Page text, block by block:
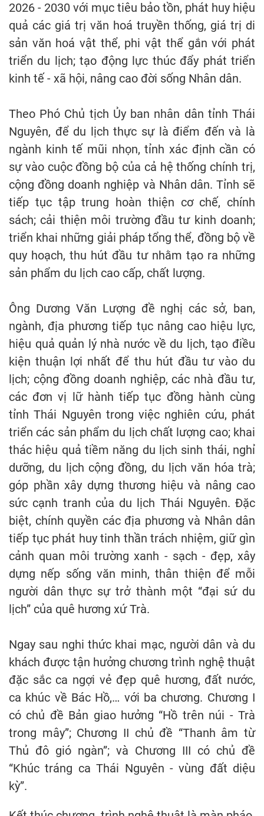
2026 - 2030 với mục tiêu bảo tồn, phát huy hiệu
quả các giá trị văn hoá truyền thống, giá trị di
sản văn hoá vật thể, phi vật thể gắn với phát
triển du lịch; tạo động lực thúc đẩy phát triển
kinh tế - xã hội, nâng cao đời sống Nhân dân.
Theo Phó Chủ tịch Ủy ban nhân dân tỉnh Thái
Nguyên, để du lịch thực sự là điểm đến và là
ngành kinh tế mũi nhọn, tỉnh xác định cần có
sự vào cuộc đồng bộ của cả hệ thống chính trị,
cộng đồng doanh nghiệp và Nhân dân. Tỉnh sẽ
tiếp tục tập trung hoàn thiện cơ chế, chính
sách; cải thiện môi trường đầu tư kinh doanh;
triển khai những giải pháp tổng thể, đồng bộ về
quy hoạch, thu hút đầu tư nhằm tạo ra những
sản phẩm du lịch cao cấp, chất lượng.
Ông Dương Văn Lượng đề nghị các sở, ban,
ngành, địa phương tiếp tục nâng cao hiệu lực,
hiệu quả quản lý nhà nước về du lịch, tạo điều
kiện thuận lợi nhất để thu hút đầu tư vào du
lịch; cộng đồng doanh nghiệp, các nhà đầu tư,
các đơn vị lữ hành tiếp tục đồng hành cùng
tỉnh Thái Nguyên trong việc nghiên cứu, phát
triển các sản phẩm du lịch chất lượng cao; khai
thác hiệu quả tiềm năng du lịch sinh thái, nghỉ
dưỡng, du lịch cộng đồng, du lịch văn hóa trà;
góp phần xây dựng thương hiệu và nâng cao
sức cạnh tranh của du lịch Thái Nguyên. Đặc
biệt, chính quyền các địa phương và Nhân dân
tiếp tục phát huy tinh thần trách nhiệm, giữ gìn
cảnh quan môi trường xanh - sạch - đẹp, xây
dựng nếp sống văn minh, thân thiện để mỗi
người dân thực sự trở thành một “đại sứ du
lịch” của quê hương xứ Trà.
Ngay sau nghi thức khai mạc, người dân và du
khách được tận hưởng chương trình nghệ thuật
đặc sắc ca ngợi vẻ đẹp quê hương, đất nước,
ca khúc về Bác Hồ,… với ba chương. Chương I
có chủ đề Bản giao hưởng “Hồ trên núi - Trà
trong mây”; Chương II chủ đề “Thanh âm từ
Thủ đô gió ngàn”; và Chương III có chủ đề
“Khúc tráng ca Thái Nguyên - vùng đất diệu
kỳ”.